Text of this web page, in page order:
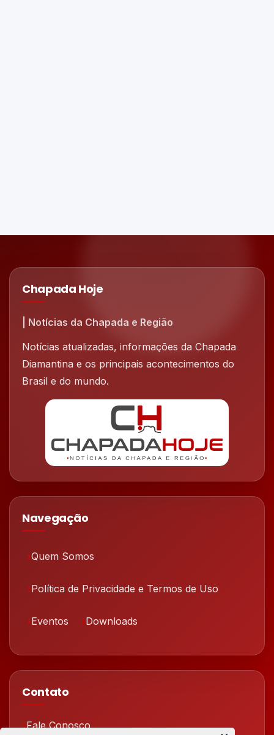
Chapada Hoje
| Notícias da Chapada e Região
Notícias atualizadas, informações da Chapada
Diamantina e os principais acontecimentos do
Brasil e do mundo.
Navegação
Quem Somos
Política de Privacidade e Termos de Uso
Eventos Downloads
Contato
Fale Conosco